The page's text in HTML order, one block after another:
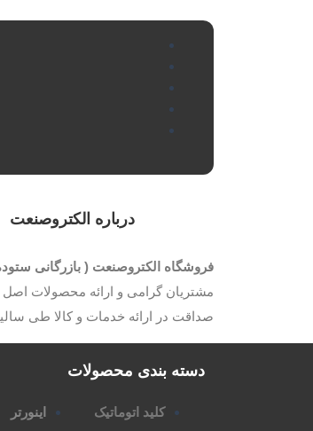
درباره الکتروصنعت
فروشگاه الکتروصنعت ( بازرگانی
مشتریان گرامی و ارائه محصولات اصل
صداقت در ارائه خدمات و کالا طی
دسته بندی محصولات
کلید اتوماتیک اینورتر